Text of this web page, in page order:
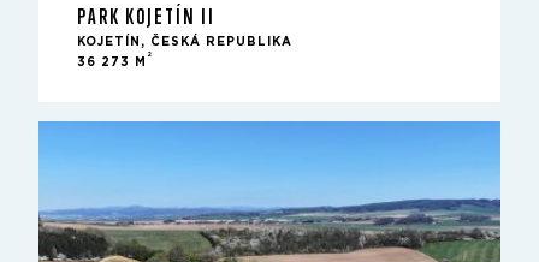
PARK KOJETÍN II
KOJETÍN, ČESKÁ REPUBLIKA
36 273 M
2